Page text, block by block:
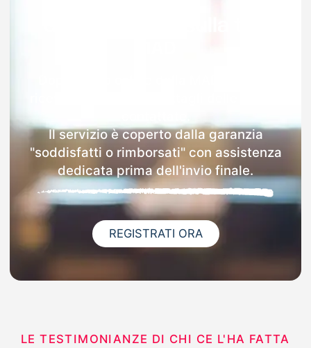
Il servizio è coperto dalla garanzia
"soddisfatti o rimborsati" con assistenza
dedicata prima dell'invio finale.
REGISTRATI ORA
LE TESTIMONIANZE DI CHI CE L'HA FATTA